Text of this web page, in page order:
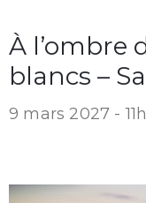
À l’ombre
blancs –
9 mars 2027 -